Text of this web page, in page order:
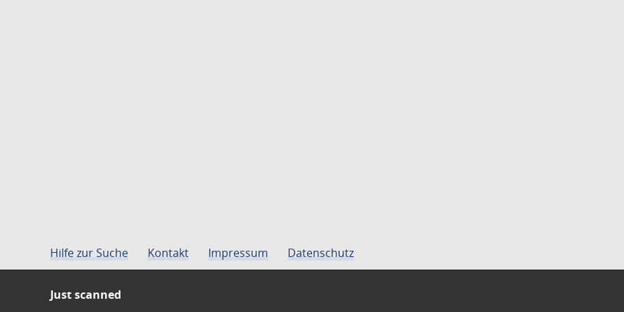
Hilfe zur Suche Kontakt Impressum Datenschutz
Just scanned